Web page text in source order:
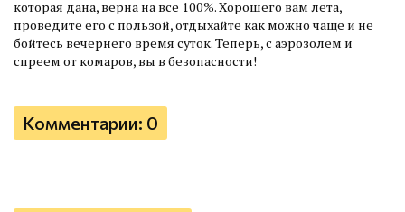
которая дана, верна на все 100%. Хорошего вам лета,
проведите его с пользой, отдыхайте как можно чаще и не
бойтесь вечернего время суток. Теперь, с аэрозолем и
спреем от комаров, вы в безопасности!
Комментарии: 0